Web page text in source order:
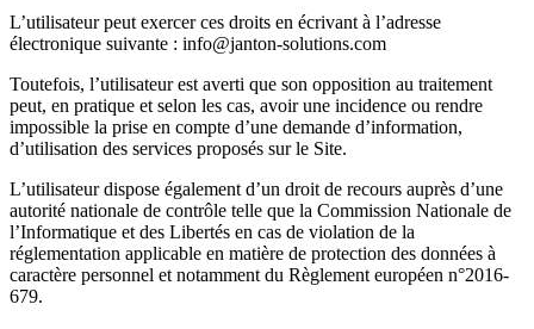
L’utilisateur peut exercer ces droits en écrivant à l’adresse
électronique suivante : info@janton-solutions.com
Toutefois, l’utilisateur est averti que son opposition au traitement
peut, en pratique et selon les cas, avoir une incidence ou rendre
impossible la prise en compte d’une demande d’information,
d’utilisation des services proposés sur le Site.
L’utilisateur dispose également d’un droit de recours auprès d’une
autorité nationale de contrôle telle que la Commission Nationale de
l’Informatique et des Libertés en cas de violation de la
réglementation applicable en matière de protection des données à
caractère personnel et notamment du Règlement européen n°2016-
679.